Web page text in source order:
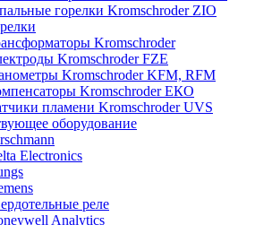
горелки Kromschroder ZIO
Kromschroder
Kromschroder FZE
Kromschroder KFM, RFM
Kromschroder ЕКО
пламени Kromschroder UVS
оборудование
Electronics
реле
Analytics